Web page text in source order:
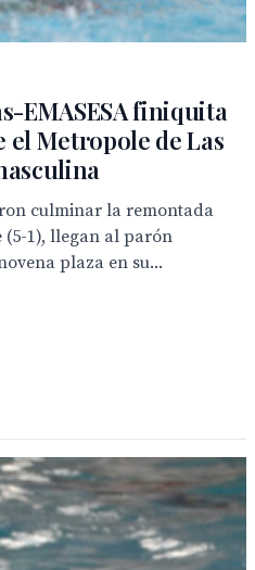
EMASESA finiquita
el Metropole de Las
culminar la remontada
1), llegan al parón
plaza en su...